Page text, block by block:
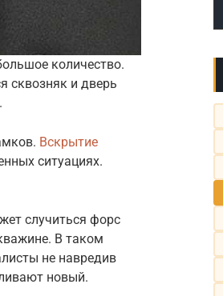
количество.
сквозняк и дверь
Вскрытие
ситуациях.
случиться форс
В таком
не навредив
новый.